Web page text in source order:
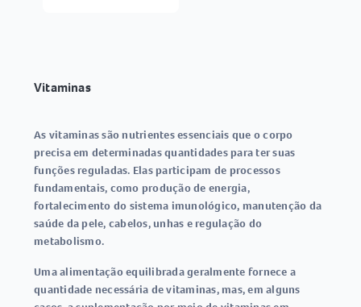
Vitaminas
As vitaminassão nutrientes essenciais que o corpo
precisa em determinadas quantidades para ter suas
funções reguladas. Elas participam de processos
fundamentais, como produção de energia,
fortalecimento do sistema imunológico, manutenção da
saúde da pele, cabelos, unhas e regulação do
metabolismo.
Uma alimentação equilibrada geralmente fornece a
quantidade necessária de vitaminas, mas, em alguns